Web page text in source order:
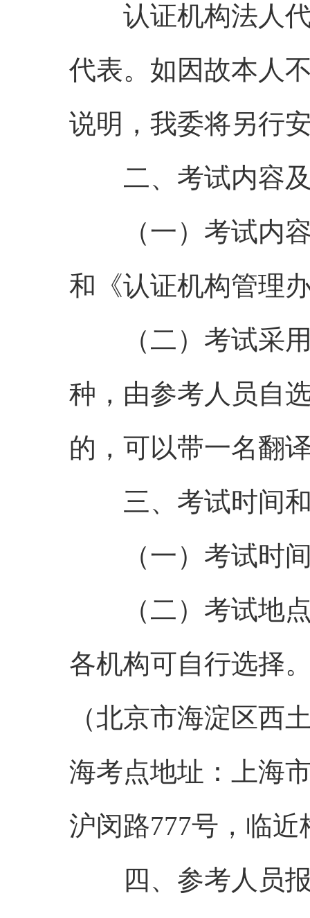
认证机构法人代
代表。如因故本人
说明，我委将另行
二、考试内容
（一）考试内容
和《认证机构管理
（二）考试采用
种，由参考人员自
的，可以带一名翻
三、考试时间
（一）考试时间
（二）考试地点
各机构可自行选择
（北京市海淀区西
海考点地址：上海
沪闵路777号，临
四、参考人员